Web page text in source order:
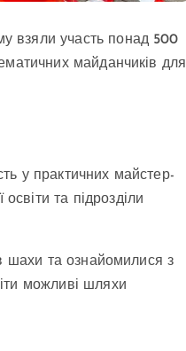
взяли участь понад 500
майданчиків для
у практичних майстер-
та підрозділи
в шахи та ознайомилися з
можливі шляхи